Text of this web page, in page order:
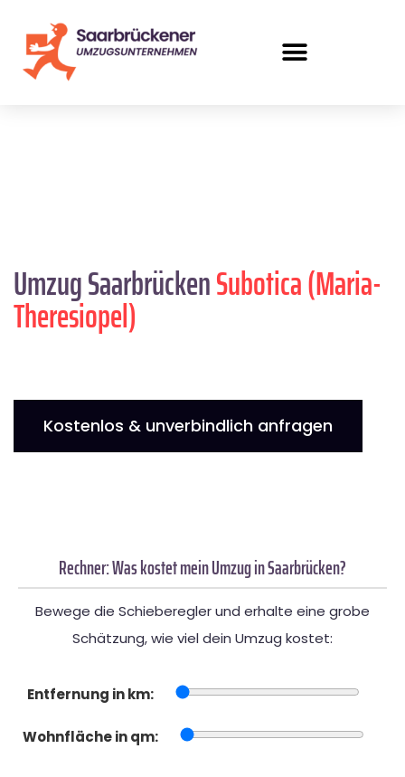
Umzug SaarbrückenSubotica (Maria-
Theresiopel)
Kostenlos & unverbindlich anfragen
Rechner: Was kostet mein Umzug in Saarbrücken?
Bewege die Schieberegler und erhalte eine grobe
Schätzung, wie viel dein Umzug kostet:
Entfernung in km:
Wohnfläche in qm: